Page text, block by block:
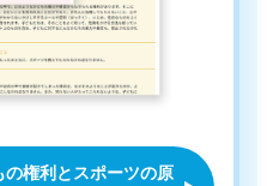
の権利とスポーツの原